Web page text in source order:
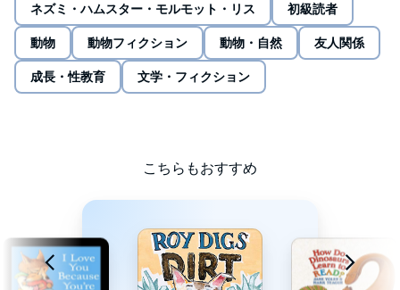
ネズミ・ハムスター・モルモット・リス 初級読者
動物 動物フィクション 動物・自然 友人関係
成長・性教育 文学・フィクション
こちらもおすすめ